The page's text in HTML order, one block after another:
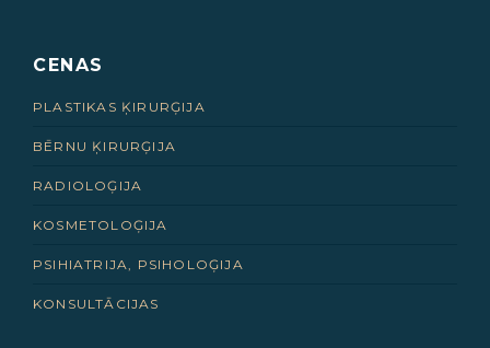
CENAS
PLASTIKAS ĶIRURĢIJA
BĒRNU ĶIRURĢIJA
RADIOLOĢIJA
KOSMETOLOĢIJA
PSIHIATRIJA, PSIHOLOĢIJA
KONSULTĀCIJAS